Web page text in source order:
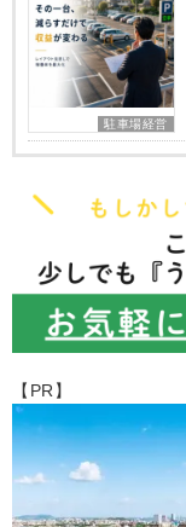
駐車場経営
【PR】